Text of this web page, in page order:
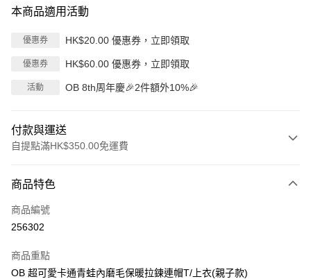
本商品適用活動
優惠券 HK$20.00 優惠券，立即領取
優惠券 HK$60.00 優惠券，立即領取
活動 OB 8th周年慶🎉2件額外10%🎉
付款與運送
自提點滿HK$350.00免運費
信用卡
Apple Pay
PayMe
商品特色
商品編號
256302
商品重點
OB 超可愛卡通青蛙內磨毛保暖拉鍊連帽T/上衣(親子款)